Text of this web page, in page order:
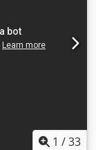
1 /33